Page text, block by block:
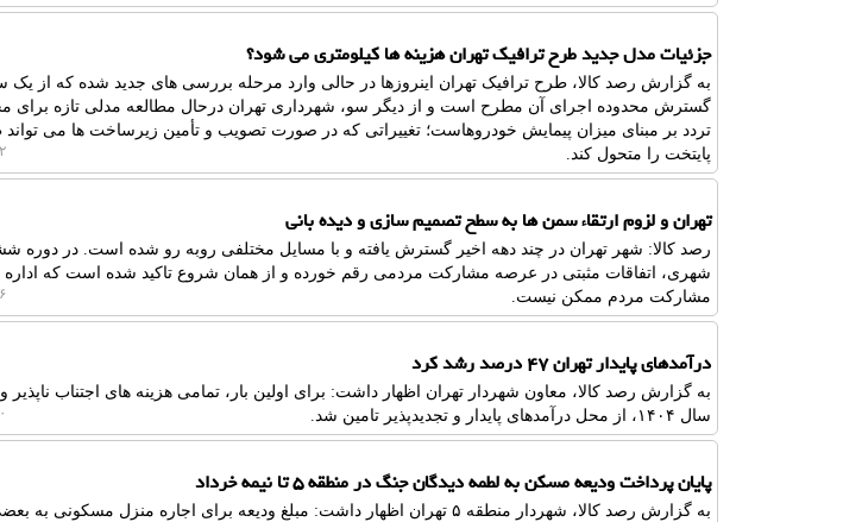
جزئیات مدل جدید طرح ترافیک تهران هزینه ها کیلومتری می شود؟
به گزارش رصد کالا، طرح ترافیک تهران اینروزها در حالی وارد مرحله بررسی های جدید شده که از یک
گسترش محدوده اجرای آن مطرح است و از دیگر سو، شهرداری تهران درحال مطالعه مدلی تازه برای
تردد بر مبنای میزان پیمایش خودروهاست؛ تغییراتی که در صورت تصویب و تأمین زیرساخت ها می
پایتخت را متحول کند.
تهران و لزوم ارتقاء سمن ها به سطح تصمیم سازی و دیده بانی
رصد کالا: شهر تهران در چند دهه اخیر گسترش یافته و با مسایل مختلفی روبه رو شده است. در دوره
شهری، اتفاقات مثبتی در عرصه مشارکت مردمی رقم خورده و از همان شروع تاکید شده است که اداره
مشارکت مردم ممکن نیست.
درآمدهای پایدار تهران ۴۷ درصد رشد کرد
به گزارش رصد کالا، معاون شهردار تهران اظهار داشت: برای اولین بار، تمامی هزینه های اجتناب
سال ۱۴۰۴، از محل درآمدهای پایدار و تجدیدپذیر تامین شد.
پایان پرداخت ودیعه مسکن به لطمه دیدگان جنگ در منطقه ۵ تا نیمه خرداد
به گزارش رصد کالا، شهردار منطقه ۵ تهران اظهار داشت: مبلغ ودیعه برای اجاره منزل مسکونی